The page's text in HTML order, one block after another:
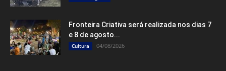
Fronteira Criativa será realizada nos dias 7
e 8 de agosto...
Cultura 04/08/2026